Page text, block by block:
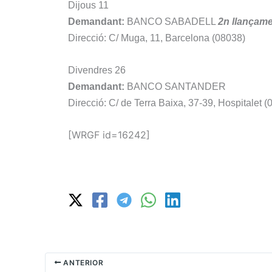
Dijous 11
Demandant: BANCO SABADELL 2n
Direcció: C/ Muga, 11, Barcelona (08038)
Divendres 26
Demandant: BANCO SANTANDER
Direcció: C/ de Terra Baixa, 37-39, Hospitalet
[WRGF id=16242]
ANTERIOR